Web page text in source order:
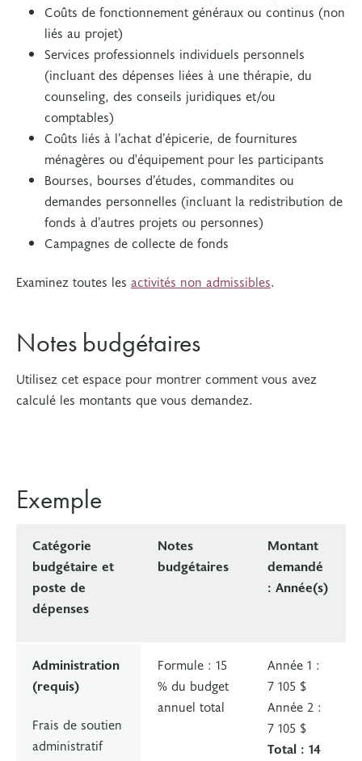
Coûts de fonctionnement généraux ou continus (non
liés au projet)
Services professionnels individuels personnels
(incluant des dépenses liées à une thérapie, du
counseling, des conseils juridiques et/ou
comptables)
Coûts liés à l’achat d’épicerie, de fournitures
ménagères ou d'équipement pour les participants
Bourses, bourses d’études, commandites ou
demandes personnelles (incluant la redistribution de
fonds à d’autres projets ou personnes)
Campagnes de collecte de fonds
Examinez toutes les activités non admissibles.
Notes budgétaires
Utilisez cet espace pour montrer comment vous avez
calculé les montants que vous demandez.
Exemple
Catégorie
budgétaire et
poste de
dépenses
Notes
budgétaires
Montant
demandé
: Année(s)
Administration
(requis)
Frais de soutien
administratif
Formule : 15
% du budget
annuel total
Année 1 :
7 105 $
Année 2 :
7 105 $
Total : 14